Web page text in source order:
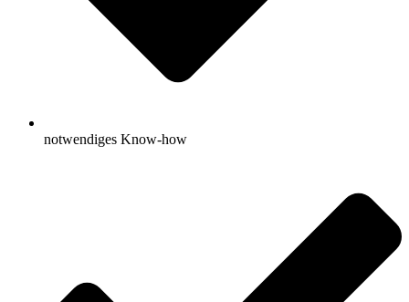
notwendiges Know-how